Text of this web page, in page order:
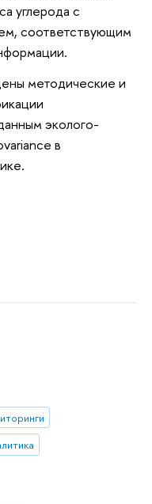
углерода с
соответствующим
методические и
эколого-
в